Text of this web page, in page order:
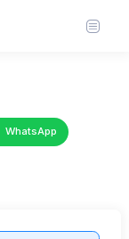
wooden-table-near-
WhatsApp